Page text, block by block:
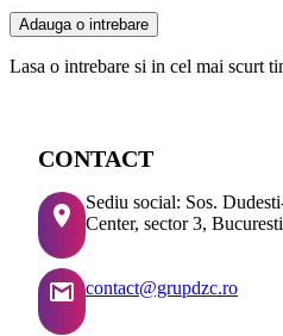
Adauga o intrebare
Lasa o intrebare si in cel mai scurt
CONTACT
Sediu social: Sos.
Center, sector 3, Bucuresti
contact@grupdzc.ro